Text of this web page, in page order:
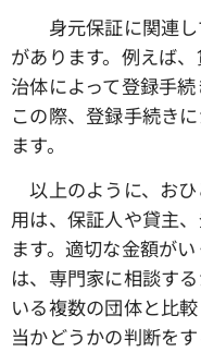
身元保証に関連し
があります。例えば
治体によって登録手続
この際、登録手続き
ます。
以上のように、お
用は、保証人や貸主
ます。適切な金額が
は、専門家に相談す
いる複数の団体と比
当かどうかの判断を